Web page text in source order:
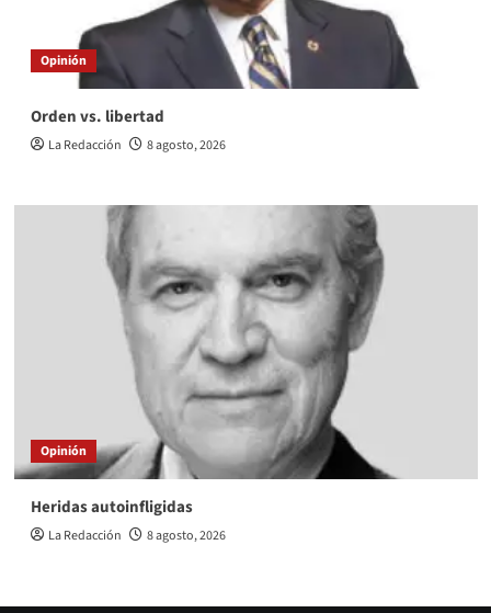
Opinión
Orden vs. libertad
La Redacción 8 agosto, 2026
Opinión
Heridas autoinfligidas
La Redacción 8 agosto, 2026